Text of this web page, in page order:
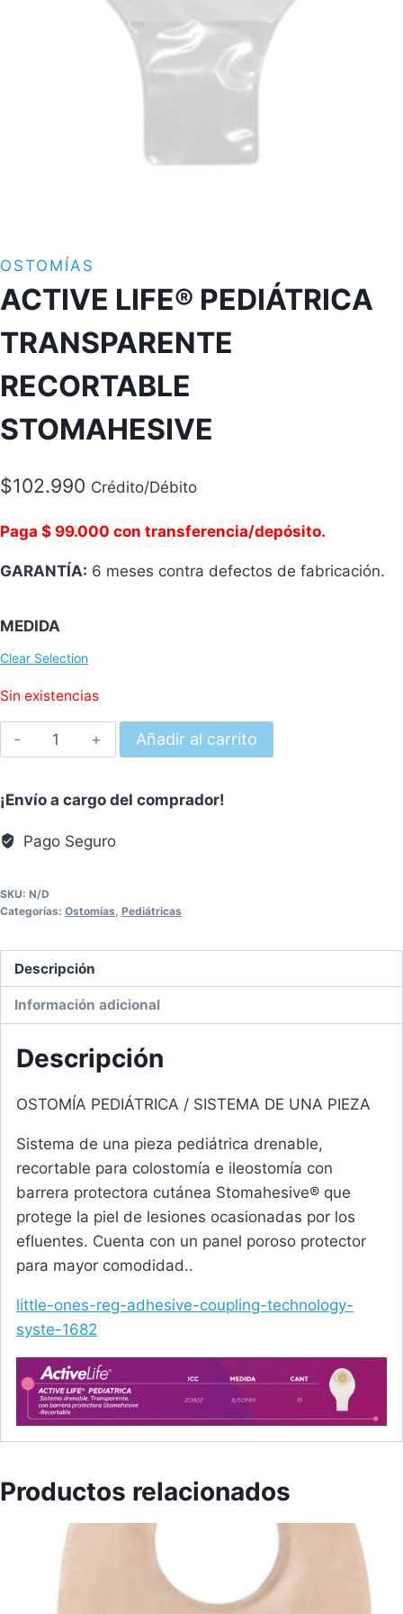
OSTOMÍAS
ACTIVE LIFE® PEDIÁTRICA
TRANSPARENTE
RECORTABLE
STOMAHESIVE
$102.990 Crédito/Débito
Paga $ 99.000 con transferencia/depósito.
GARANTÍA: 6 meses contra defectos de fabricación.
MEDIDA
Clear Selection
Sin existencias
ACTIVE
LIFE®
TRANSPARENTE
STOMAHESIVE
Añadir al carrito
¡Envío a cargo del comprador!
Pago Seguro
SKU: N/D
Categorías: Ostomías Pediátricas
Descripción
Información adicional
Descripción
OSTOMÍA PEDIÁTRICA / SISTEMA DE UNA PIEZA
Sistema de una pieza pediátrica drenable,
recortable para colostomía e ileostomía con
barrera protectora cutánea Stomahesive® que
protege la piel de lesiones ocasionadas por los
efluentes. Cuenta con un panel poroso protector
para mayor comodidad..
little-ones-reg-adhesive-coupling-technology-
syste-1682
Productos relacionados